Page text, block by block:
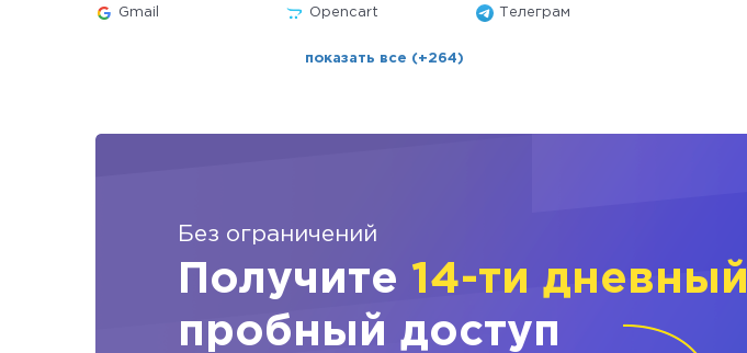
Gmail Opencart Телеграм
показать все (+264)
Без ограничений
Получите 14-ти дневный
пробный доступ